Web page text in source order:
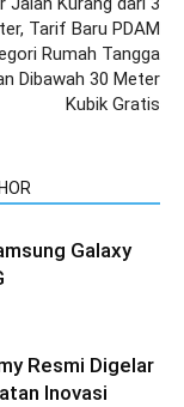
Tarif Baru PDAM
Rumah Tangga
Dibawah 30 Meter
Kubik Gratis
Galaxy
Resmi Digelar
Inovasi